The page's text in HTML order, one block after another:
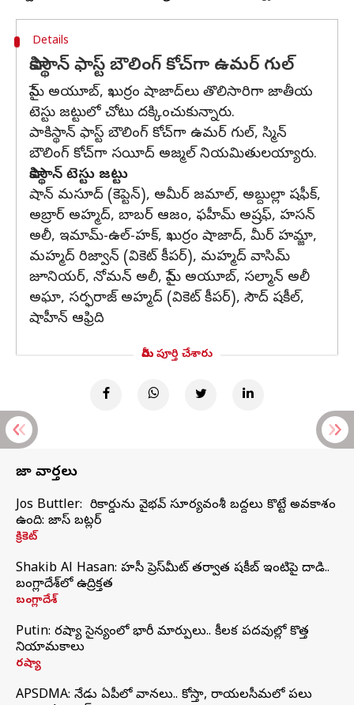
Details
పాకిస్థాన్ ఫాస్ట్ బౌలింగ్ కోచ్‌గా ఉమర్ గుల్
సైమ్ అయూబ్, ఖుర్రం షాజాద్‌లు తొలిసారిగా జాతీయ
టెస్టు జట్టులో చోటు దక్కించుకున్నారు.
పాకిస్థాన్ ఫాస్ట్ బౌలింగ్ కోచ్‌గా ఉమర్ గుల్, స్మిన్
బౌలింగ్ కోచ్‌గా సయీద్ అజ్మల్ నియమితులయ్యారు.
పాకిస్థాన్ టెస్టు జట్టు
షాన్ మసూద్ (కెప్టెన్), అమీర్ జమాల్, అబ్దుల్లా షఫీక్,
అబ్రార్ అహ్మద్, బాబర్ ఆజం, ఫహీమ్ అష్రఫ్, హసన్
అలీ, ఇమామ్-ఉల్-హక్, ఖుర్రం షాజాద్, మీర్ హమ్జా,
మహ్మద్ రిజ్వాన్ (వికెట్ కీపర్), మహ్మద్ వాసిమ్
జూనియర్, నోమన్ అలీ, సైమ్ అయూబ్, సల్మాన్ అలీ
అఘా, సర్ఫరాజ్ అహ్మద్ (వికెట్ కీపర్), సౌద్ షకీల్,
షాహీన్ ఆఫ్రిది
మీరు పూర్తి చేశారు
తాజా వార్తలు
Jos Buttler: నా రికార్డును వైభవ్ సూర్యవంశీ బద్దలు కొట్టే అవకాశం
ఉంది: జాస్ బట్లర్
క్రికెట్
Shakib Al Hasan: హసీనా ప్రెస్‌మీట్‌ తర్వాత షకీబ్‌ ఇంటిపై దాడి..
బంగ్లాదేశ్‌లో ఉద్రిక్తత
బంగ్లాదేశ్
Putin: రష్యా సైన్యంలో భారీ మార్పులు.. కీలక పదవుల్లో కొత్త
నియామకాలు
రష్యా
APSDMA: నేడు ఏపీలో వానలు.. కోస్తా, రాయలసీమలో పలు